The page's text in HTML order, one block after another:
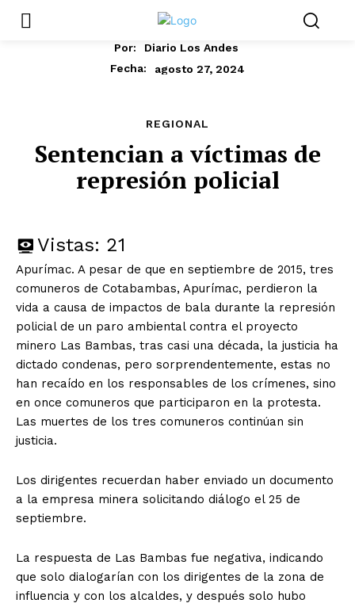
Por:
Diario Los Andes
Fecha:
agosto 27, 2024
REGIONAL
Sentencian a víctimas de
represión policial
Vistas: 21
Apurímac. A pesar de que en septiembre de 2015, tres
comuneros de Cotabambas, Apurímac, perdieron la
vida a causa de impactos de bala durante la represión
policial de un paro ambiental contra el proyecto
minero Las Bambas, tras casi una década, la justicia ha
dictado condenas, pero sorprendentemente, estas no
han recaído en los responsables de los crímenes, sino
en once comuneros que participaron en la protesta.
Las muertes de los tres comuneros continúan sin
justicia.
Los dirigentes recuerdan haber enviado un documento
a la empresa minera solicitando diálogo el 25 de
septiembre.
La respuesta de Las Bambas fue negativa, indicando
que solo dialogarían con los dirigentes de la zona de
influencia y con los alcaldes, y después solo hubo